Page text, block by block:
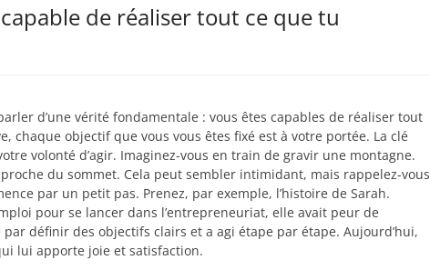
de réaliser tout ce que tu
d’une vérité fondamentale : vous êtes capables de réaliser tout
chaque objectif que vous vous êtes fixé est à votre portée. La clé
volonté d’agir. Imaginez-vous en train de gravir une montagne.
du sommet. Cela peut sembler intimidant, mais rappelez-vous
par un petit pas. Prenez, par exemple, l’histoire de Sarah.
pour se lancer dans l’entrepreneuriat, elle avait peur de
par définir des objectifs clairs et a agi étape par étape. Aujourd’hui,
lui apporte joie et satisfaction.